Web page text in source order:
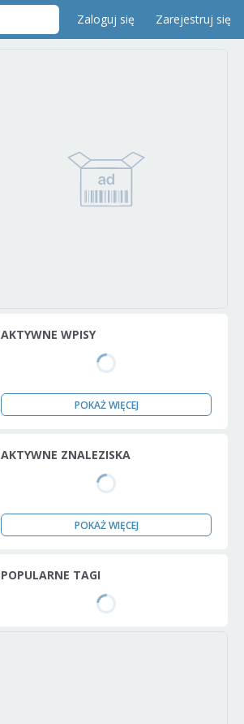
Zaloguj się Zarejestruj się
AKTYWNE WPISY
POKAŻ WIĘCEJ
AKTYWNE ZNALEZISKA
POKAŻ WIĘCEJ
POPULARNE TAGI